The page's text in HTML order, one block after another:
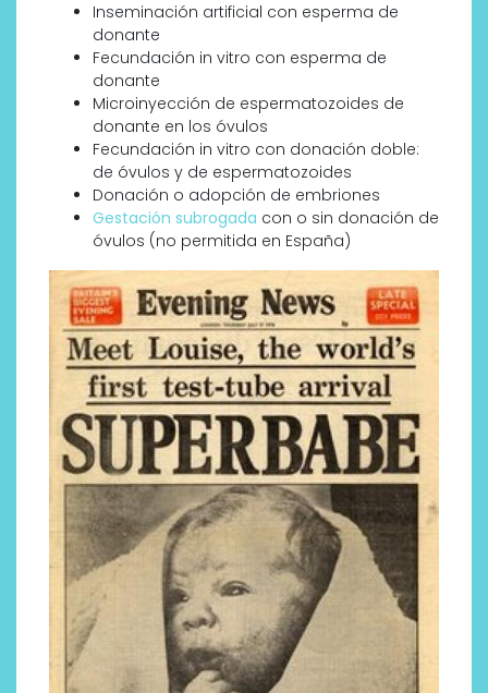
Inseminación artificial con esperma de
donante
Fecundación in vitro con esperma de
donante
Microinyección de espermatozoides de
donante en los óvulos
Fecundación in vitro con donación doble:
de óvulos y de espermatozoides
Donación o adopción de embriones
Gestación subrogada con o sin donación de
óvulos (no permitida en España)